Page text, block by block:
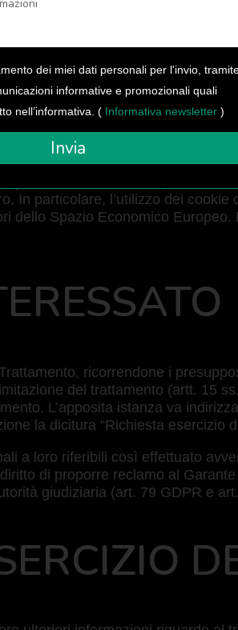
richiesta a privacy@avathor.it.
sul territorio europeo.
In particolare, l’utilizzo dei
dello Spazio Economico
ricorrendone i
del trattamento (artt. 15
L’apposita istanza va
la dicitura “Richiesta esercizio
a loro riferibili così effettuato
di proporre reclamo al
giudiziaria (art. 79 GDPR e
dei miei dati personali per l'invio,
informative e promozionali quali
nell’informativa. ( Informativa newsletter )
Invia